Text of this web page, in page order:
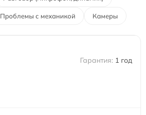
Проблемы с механикой Камеры
1 год